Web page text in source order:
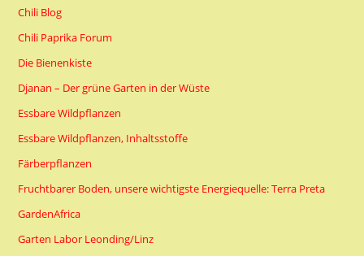
Chili Blog
Chili Paprika Forum
Die Bienenkiste
Djanan – Der grüne Garten in der Wüste
Essbare Wildpflanzen
Essbare Wildpflanzen, Inhaltsstoffe
Färberpflanzen
Fruchtbarer Boden, unsere wichtigste Energiequelle: Terra Preta
GardenAfrica
Garten Labor Leonding/Linz